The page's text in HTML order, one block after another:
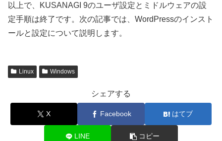
以上で、KUSANAGI 9のユーザ設定とミドルウェアの設
定手順は終了です。次の記事では、WordPressのインスト
ールと設定について説明します。
Linux Windows
シェアする
X Facebook はてブ
LINE コピー